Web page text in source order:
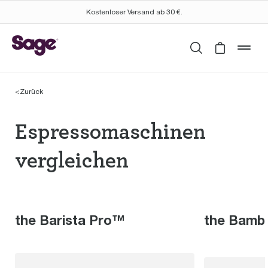
Kostenloser Versand ab 30 €.
SuchenCart is
<Zurück
Espressomaschinen
Espressomaschinen
vergleichen
the Barista Pro™ the